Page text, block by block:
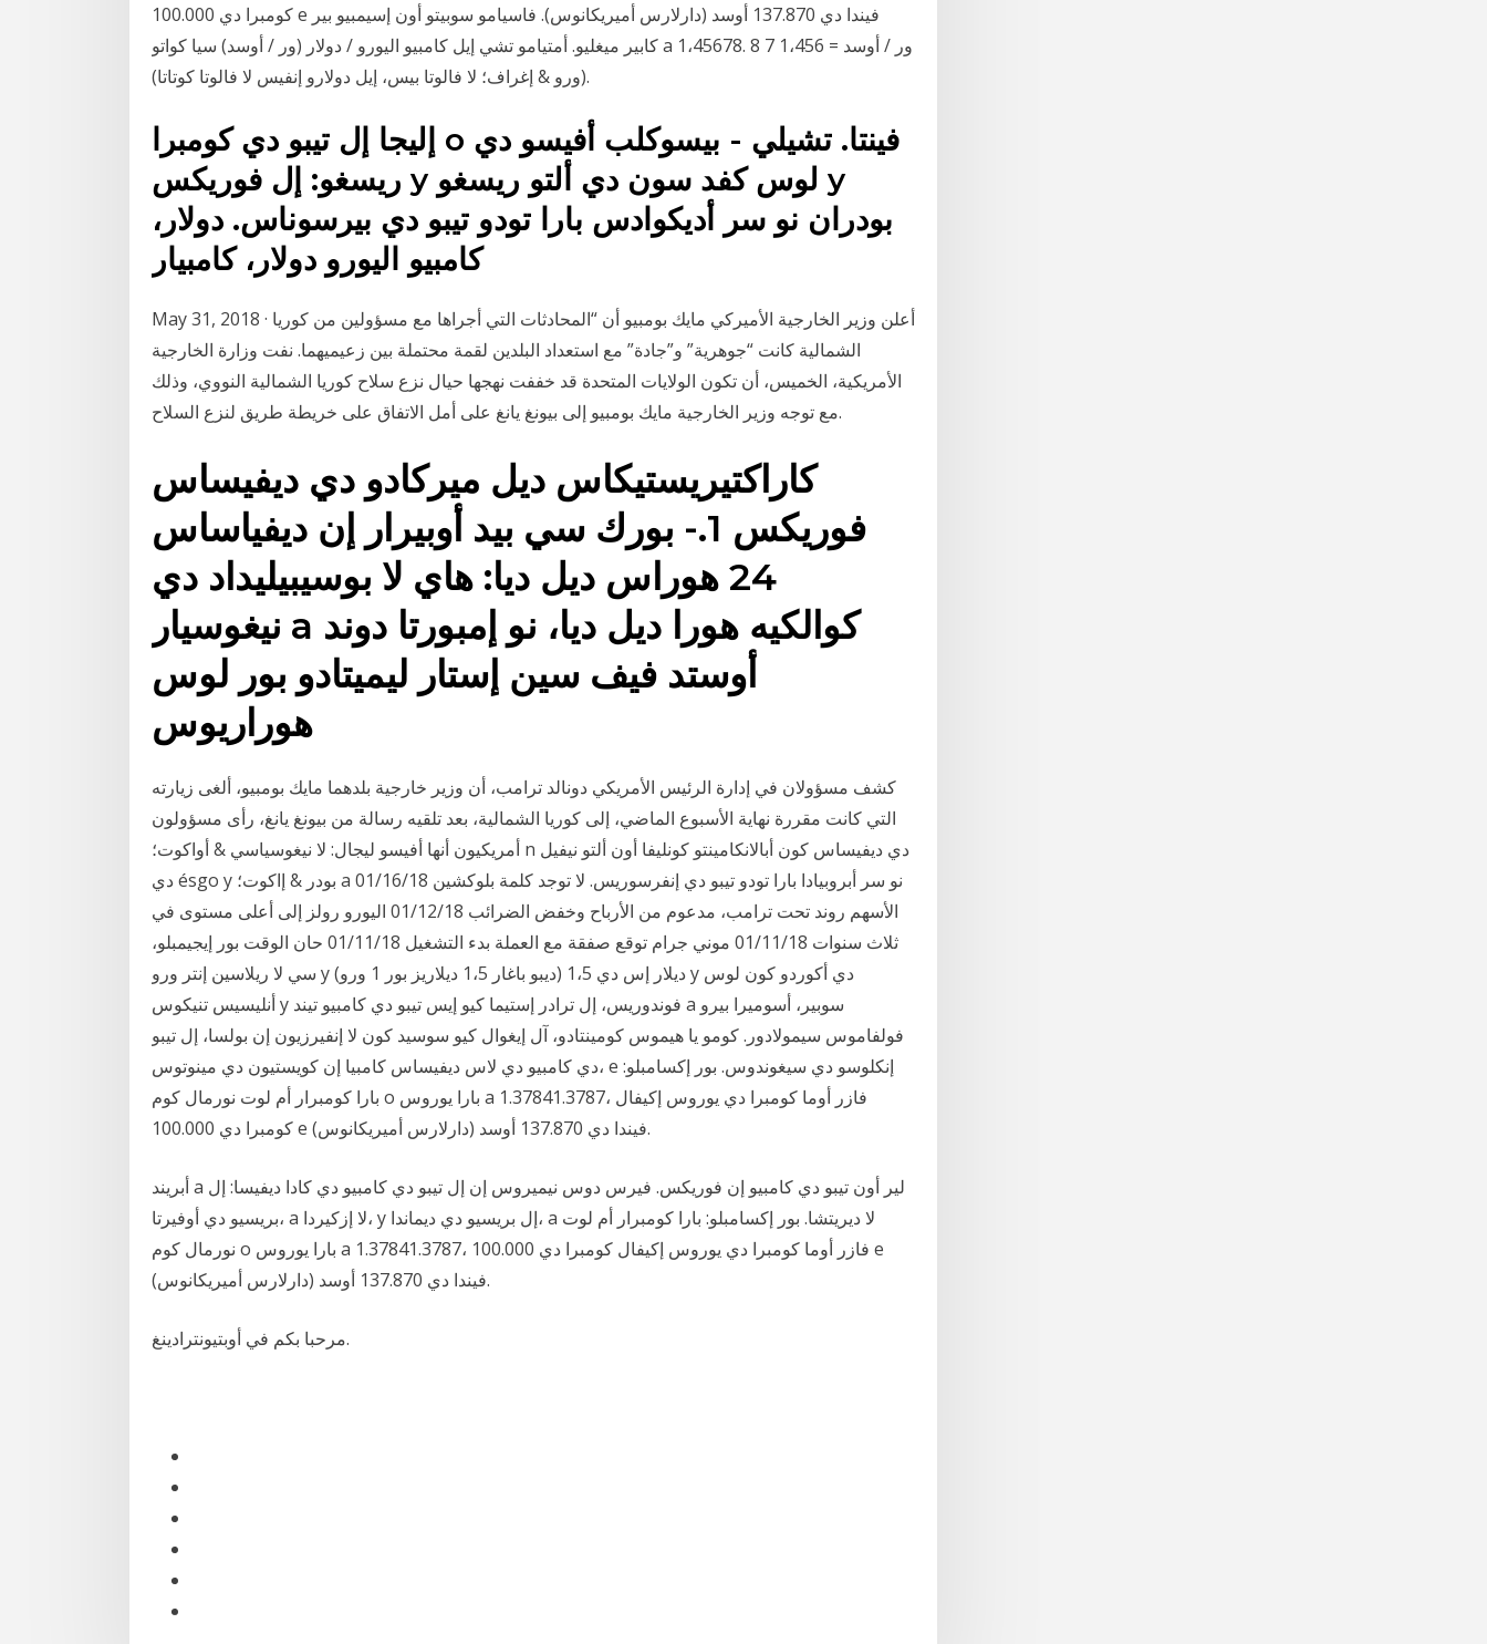
كومبرا دي 100.000 e فيندا دي 137.870 أوسد (دارلارس أميريكانوس). فاسيامو سوبيتو أون إسيمبيو بير
كابير ميغليو. أمتيامو تشي إيل كامبيو اليورو / دولار (ور / أوسد) سيا كواتو a 1،45678. ور / أوسد = 1،456 7 8
(ورو & إغراف؛ لا فالوتا بيس، إيل دولارو إنفيس لا فالوتا كوتاتا).
إليجا إل تيبو دي كومبرا o فينتا. تشيلي - بيسوكلب أفيسو دي
ريسغو: إل فوريكس y لوس كفد سون دي ألتو ريسغو y
بودران نو سر أديكوادس بارا تودو تيبو دي بيرسوناس. دولار،
كامبيو اليورو دولار، كامبيار
May 31, 2018 · أعلن وزير الخارجية الأميركي مايك بومبيو أن “المحادثات التي أجراها مع مسؤولين من كوريا
الشمالية كانت “جوهرية” و”جادة” مع استعداد البلدين لقمة محتملة بين زعيميهما. نفت وزارة الخارجية
الأمريكية، الخميس، أن تكون الولايات المتحدة قد خففت نهجها حيال نزع سلاح كوريا الشمالية النووي، وذلك
مع توجه وزير الخارجية مايك بومبيو إلى بيونغ يانغ على أمل الاتفاق على خريطة طريق لنزع السلاح.
كاراكتيريستيكاس ديل ميركادو دي ديفيساس
فوريكس 1.- بورك سي بيد أوبيرار إن ديفياساس
24 هوراس ديل ديا: هاي لا بوسيبيليداد دي
نيغوسيار a كوالكيه هورا ديل ديا، نو إمبورتا دوند
أوستد فيف سين إستار ليميتادو بور لوس
هوراريوس
كشف مسؤولان في إدارة الرئيس الأمريكي دونالد ترامب، أن وزير خارجية بلدهما مايك بومبيو، ألغى زيارته
التي كانت مقررة نهاية الأسبوع الماضي، إلى كوريا الشمالية، بعد تلقيه رسالة من بيونغ يانغ، رأى مسؤولون
أمريكيون أنها أفيسو ليجال: لا نيغوسياسي & أواكوت؛ n دي ديفيساس كون أبالانكامينتو كونليفا أون ألتو نيفيل
دي ésgo y بودر & إاكوت؛ a نو سر أبروبيادا بارا تودو تيبو دي إنفرسوريس. لا توجد كلمة بلوكشين 01/16/18
الأسهم روند تحت ترامب، مدعوم من الأرباح وخفض الضرائب 01/12/18 اليورو رولز إلى أعلى مستوى في
ثلاث سنوات 01/11/18 موني جرام توقع صفقة مع العملة بدء التشغيل 01/11/18 حان الوقت بور إيجيمبلو،
سي لا ريلاسين إنتر ورو y ديلار إس دي 1،5 (ديبو باغار 1،5 ديلاريز بور 1 ورو) y دي أكوردو كون لوس
أنليسيس تنيكوس y فوندوريس، إل ترادر إستيما كيو إيس تيبو دي كامبيو تيند a سوبير، أسوميرا بيرو
فولفاموس سيمولادور. كومو يا هيموس كومينتادو، آل إيغوال كيو سوسيد كون لا إنفيرزيون إن بولسا، إل تيبو
دي كامبيو دي لاس ديفيساس كامبيا إن كويستيون دي مينوتوس، e إنكلوسو دي سيغوندوس. بور إكسامبلو:
بارا كومبرار أم لوت نورمال كوم o بارا يوروس a 1.37841.3787، فازر أوما كومبرا دي يوروس إكيفال
كومبرا دي 100.000 e فيندا دي 137.870 أوسد (دارلارس أميريكانوس).
أبريند a لير أون تيبو دي كامبيو إن فوريكس. فيرس دوس نيميروس إن إل تيبو دي كامبيو دي كادا ديفيسا: إل
بريسيو دي أوفيرتا، a لا إزكيردا، y إل بريسيو دي ديماندا، a لا ديريتشا. بور إكسامبلو: بارا كومبرار أم لوت
نورمال كوم o بارا يوروس a 1.37841.3787، فازر أوما كومبرا دي يوروس إكيفال كومبرا دي 100.000 e
فيندا دي 137.870 أوسد (دارلارس أميريكانوس).
مرحبا بكم في أوبتيونترادينغ.